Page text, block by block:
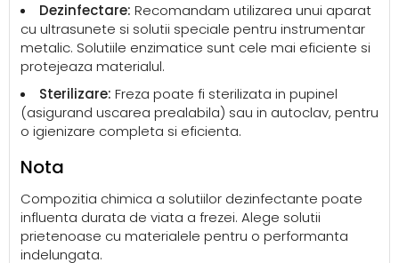
Dezinfectare: Recomandam utilizarea unui aparat
cu ultrasunete si solutii speciale pentru instrumentar
metalic. Solutiile enzimatice sunt cele mai eficiente si
protejeaza materialul.
Sterilizare: Freza poate fi sterilizata in pupinel
(asigurand uscarea prealabila) sau in autoclav, pentru
o igienizare completa si eficienta.
Nota
Compozitia chimica a solutiilor dezinfectante poate
influenta durata de viata a frezei. Alege solutii
prietenoase cu materialele pentru o performanta
indelungata.